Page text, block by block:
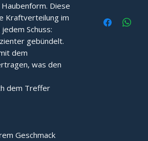
Diese
Kraftverteilung im
Schuss:
gebündelt.
dem
was den
dem Treffer
Geschmack